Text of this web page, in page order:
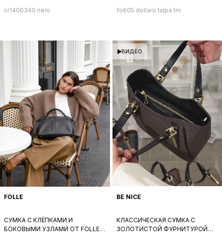
ЧЕРНОЙ КОЖИ
cr1406340 nero
БЕЖЕВОГО ЦВЕТА
fo605 dollaro talpa tm
FOLLE
СУМКА С КЛЁПКАМИ И
БОКОВЫМИ УЗЛАМИ ОТ FOLLE
ВИДЕО
BE NICE
КЛАССИЧЕСКАЯ СУМКА С
ЗОЛОТИСТОЙ ФУРНИТУРОЙ